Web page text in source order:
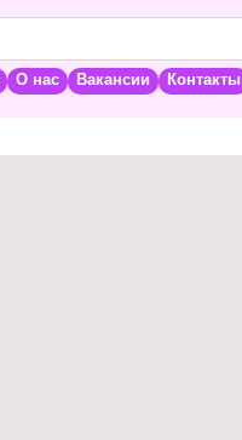
О нас Вакансии Контакты